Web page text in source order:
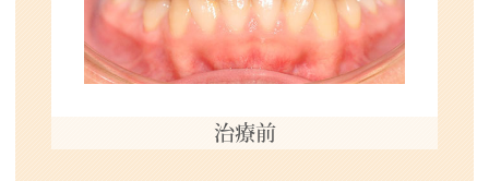
治療前